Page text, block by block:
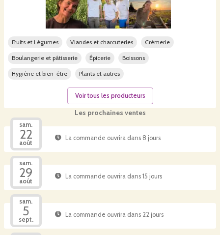
Les prochaines ventes
sam.
22
août
La commande ouvrira dans 8 jours
sam.
29
août
La commande ouvrira dans 15 jours
sam.
5
sept.
La commande ouvrira dans 22 jours
Fruits et Légumes Viandes et charcuteries Crèmerie
Boulangerie et pâtisserie Épicerie Boissons
Hygiène et bien-être Plants et autres
Voir tous les producteurs